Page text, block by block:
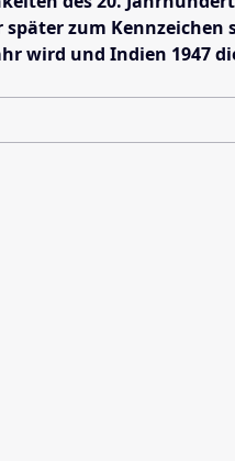
zum
wird und Indien 1947